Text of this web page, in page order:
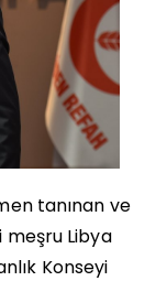
tanınan ve
meşru Libya
Konseyi